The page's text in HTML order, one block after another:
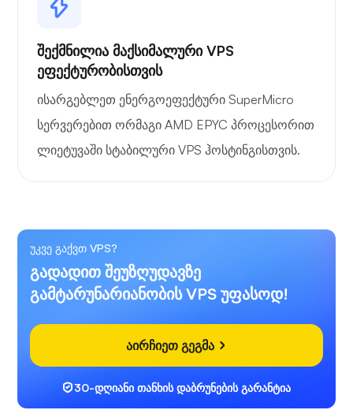
შექმნილია მაქსიმალური VPS
ეფექტურობისთვის
ისარგებლეთ ენერგოეფექტური SuperMicro
სერვერებით ორმაგი AMD EPYC პროცესორით
ლიეტუვაში სტაბილური VPS ჰოსტინგისთვის.
უკვე გაქვთ VPS?
გადადით შეუზღუდავზე
გამტარუნარიანობის VPS უფასოდ!
აირჩიეთ გეგმა
30-დღიანი თანხის დაბრუნების გარანტია